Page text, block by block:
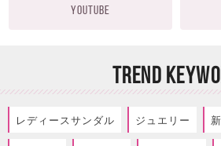
YOUTUBE
TREND
レディースサンダル ジュエリー